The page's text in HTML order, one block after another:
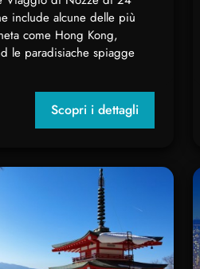
include alcune delle più
come Hong Kong,
le paradisiache spiagge
Scopri i dettagli